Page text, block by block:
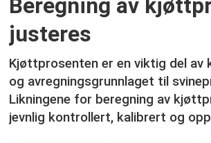
Beregning av
justeres
Kjøttprosenten er en viktig del av
og avregningsgrunnlaget til
Likningene for beregning av
jevnlig kontrollert, kalibrert og